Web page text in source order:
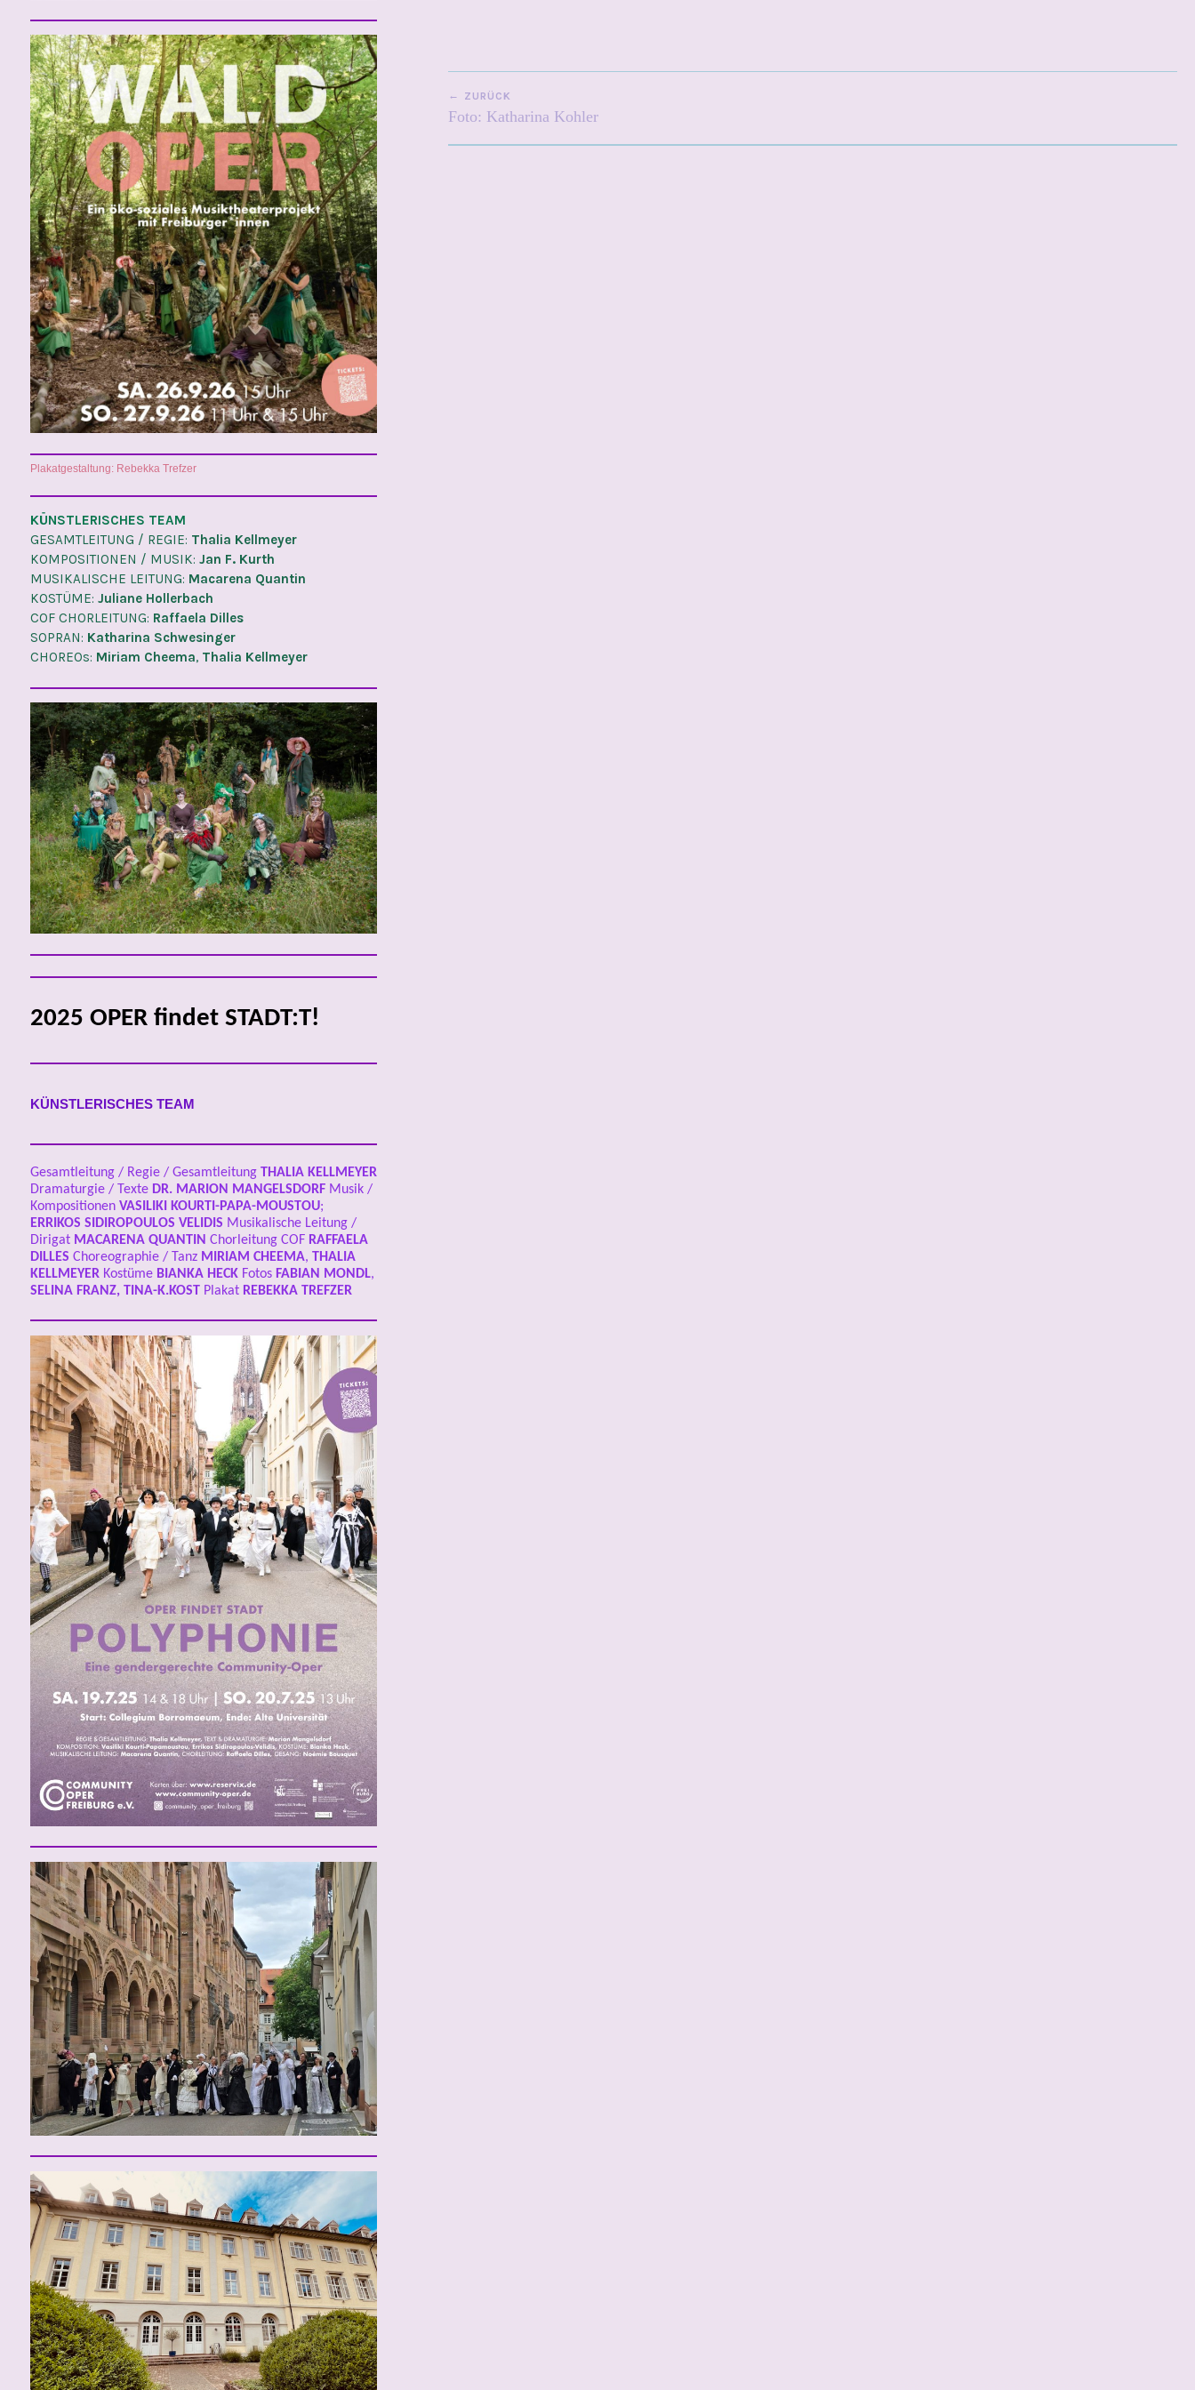
BEITRAGSNAVIGATION
ZURÜCK
Foto: Katharina Kohler
Plakatgestaltung: Rebekka Trefzer
KÜNSTLERISCHES TEAM
GESAMTLEITUNG / REGIE: Thalia Kellmeyer
KOMPOSITIONEN / MUSIK: Jan F. Kurth
MUSIKALISCHE LEITUNG: Macarena Quantin
KOSTÜME: Juliane Hollerbach
COF CHORLEITUNG: Raffaela Dilles
SOPRAN: Katharina Schwesinger
CHOREOs: Miriam Cheema, Thalia Kellmeyer
2025 OPER findet STADT:T!
KÜNSTLERISCHES TEAM
Gesamtleitung / Regie / Gesamtleitung THALIA KELLMEYER
Dramaturgie / Texte DR. MARION MANGELSDORF Musik /
Kompositionen VASILIKI KOURTI-PAPA-MOUSTOU;
ERRIKOS SIDIROPOULOS VELIDIS Musikalische Leitung /
Dirigat MACARENA QUANTIN Chorleitung COF RAFFAELA
DILLES Choreographie / Tanz MIRIAM CHEEMA, THALIA
KELLMEYERKostüme BIANKA HECKFotos FABIAN MONDL,
SELINA FRANZ, TINA-K.KOSTPlakat REBEKKA TREFZER